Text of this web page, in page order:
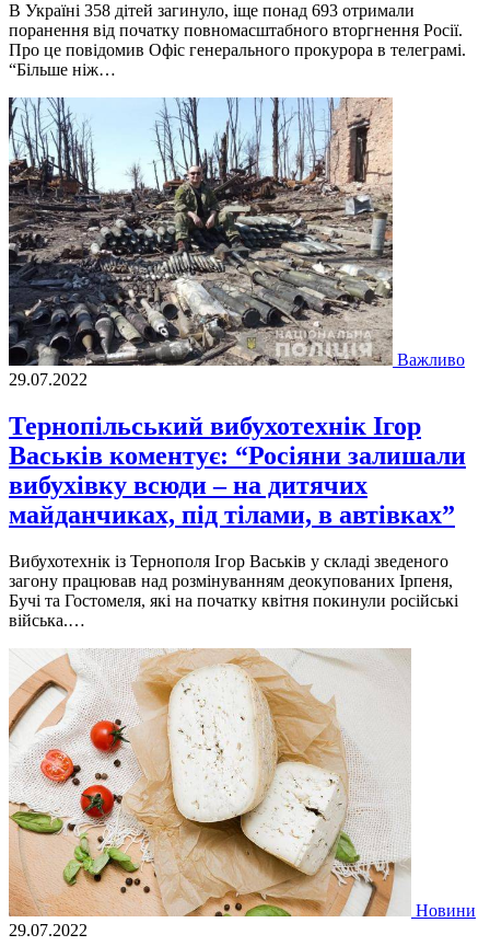
В Українi 358 дiтей загинуло, iще понад 693 отримали
поранення вiд початку повномасштабного вторгнення Росiї.
Про це повiдомив Офiс генерального прокурора в телеграмi.
“Бiльше нiж…
Важливо
29.07.2022
Тернопільський вибухотехнік Ігор
Васьків коментує: “Росіяни залишали
вибухівку всюди – на дитячих
майданчиках, під тілами, в автівках”
Вибухотехнiк iз Тернополя Iгор Васькiв у складi зведеного
загону працював над розмiнуванням деокупованих Iрпеня,
Бучi та Гостомеля, якi на початку квiтня покинули росiйськi
вiйська.…
Новини
29.07.2022